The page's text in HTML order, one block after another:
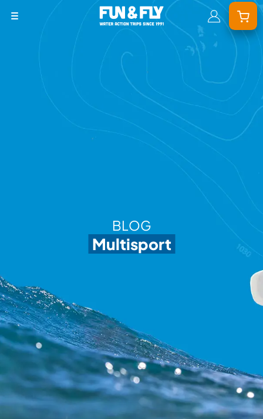
DEMANDER UN DEVIS
BLOG
Multisport